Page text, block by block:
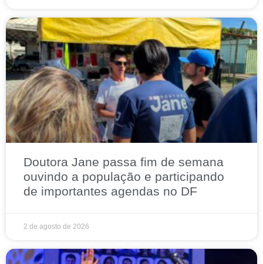
Doutora Jane passa fim de semana
ouvindo a população e participando
de importantes agendas no DF
2 de agosto de 2026